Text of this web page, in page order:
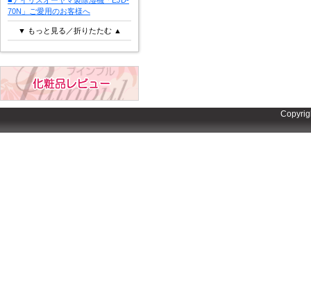
70N」ご愛用のお客様へ
▼ もっと見る／折りたたむ ▲